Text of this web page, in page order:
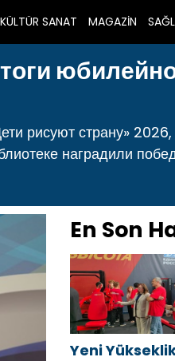
KÜLTÜR SANAT MAGAZİN
рисуют страну»
наградили
En Son
Yeni